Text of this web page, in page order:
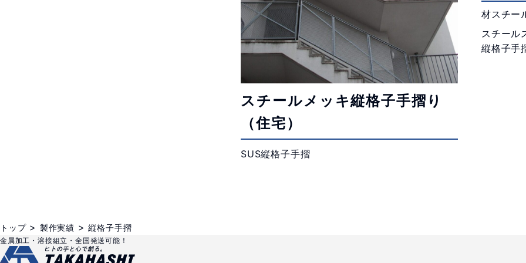
スチールメッキ縦格子手摺り
（住宅）
SUS縦格子手摺
材スチー
スチール
縦格子手
トップ> 製作実績 >縦格子手摺
金属加工・溶接組立・全国発送可能！